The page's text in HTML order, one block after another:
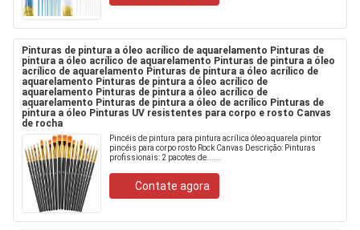
Pinturas de pintura a óleo acrílico de aquarelamento Pinturas de
pintura a óleo acrílico de aquarelamento Pinturas de pintura a óleo
acrílico de aquarelamento Pinturas de pintura a óleo acrílico de
aquarelamento Pinturas de pintura a óleo acrílico de
aquarelamento Pinturas de pintura a óleo acrílico de
aquarelamento Pinturas de pintura a óleo de acrílico Pinturas de
pintura a óleo Pinturas UV resistentes para corpo e rosto Canvas
de rocha
Pincéis de pintura para pintura acrílica óleo aquarela pintor
pincéis para corpo rosto Rock Canvas Descrição: Pinturas
profissionais: 2 pacotes de......
Contate agora